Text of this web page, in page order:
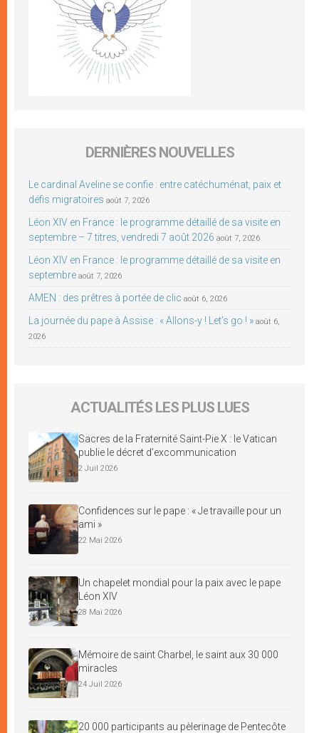
DERNIÈRES NOUVELLES
Le cardinal Aveline se confie : entre catéchuménat, paix et
défis migratoires août 7, 2026
Léon XIV en France : le programme détaillé de sa visite en
septembre – 7 titres, vendredi 7 août 2026 août 7, 2026
Léon XIV en France : le programme détaillé de sa visite en
septembre août 7, 2026
AMEN : des prêtres à portée de clic août 6, 2026
La journée du pape à Assise : « Allons-y ! Let’s go ! » août 6,
2026
ACTUALITÉS LES PLUS LUES
Sacres de la Fraternité Saint-Pie X : le Vatican
publie le décret d’excommunication
2 Juil 2026
Confidences sur le pape : « Je travaille pour un
ami »
22 Mai 2026
Un chapelet mondial pour la paix avec le pape
Léon XIV
28 Mai 2026
Mémoire de saint Charbel, le saint aux 30 000
miracles
24 Juil 2026
20 000 participants au pèlerinage de Pentecôte